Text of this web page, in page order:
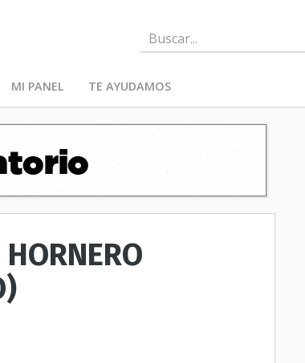
MI PANEL TE AYUDAMOS